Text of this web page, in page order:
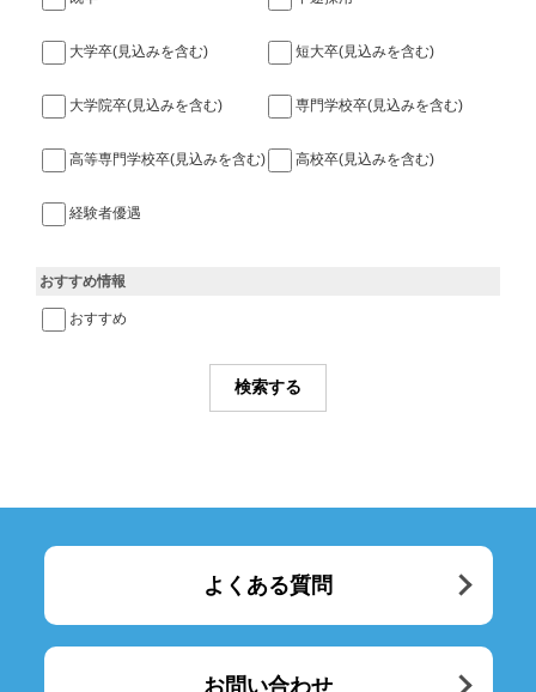
大学卒(見込みを含む) 短大卒(見込みを含む)
大学院卒(見込みを含む) 専門学校卒(見込みを含む)
高等専門学校卒(見込みを含む) 高校卒(見込みを含む)
経験者優遇
おすすめ情報
おすすめ
よくある質問
お問い合わせ